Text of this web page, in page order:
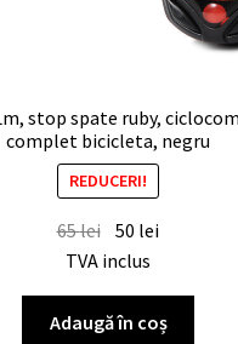
stop spate ruby,
complet bicicleta, negru
REDUCERI!
65lei 50 lei
TVA inclus
Adaugă în coș